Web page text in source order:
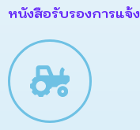
หนังสือรับรองการแจ้ง